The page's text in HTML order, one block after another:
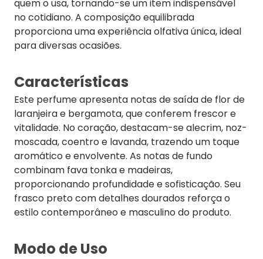
quem o usa, tornando-se um item indispensável
no cotidiano. A composição equilibrada
proporciona uma experiência olfativa única, ideal
para diversas ocasiões.
Características
Este perfume apresenta notas de saída de flor de
laranjeira e bergamota, que conferem frescor e
vitalidade. No coração, destacam-se alecrim, noz-
moscada, coentro e lavanda, trazendo um toque
aromático e envolvente. As notas de fundo
combinam fava tonka e madeiras,
proporcionando profundidade e sofisticação. Seu
frasco preto com detalhes dourados reforça o
estilo contemporâneo e masculino do produto.
Modo de Uso